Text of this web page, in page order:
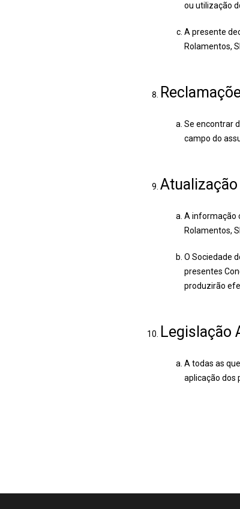
ou utilização
A presente
Rolamentos,
Se encontrar
campo do
Atualização
A informação
Rolamentos,
O Sociedade
presentes
produzirão
Legislação
A todas as
aplicação dos